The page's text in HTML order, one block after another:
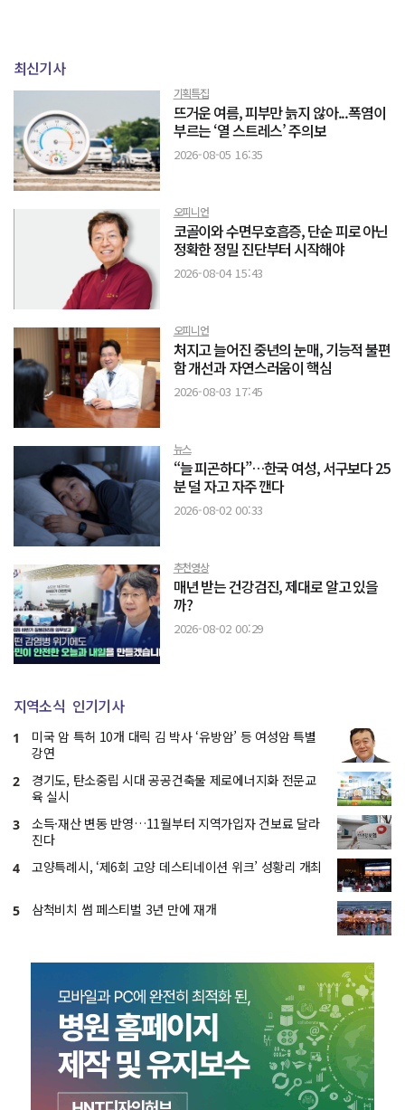
최신기사
기획특집
뜨거운 여름, 피부만 늙지 않아...폭염이
부르는 ‘열 스트레스’ 주의보
2026-08-05 16:35
오피니언
코골이와 수면무호흡증, 단순 피로 아닌
정확한 정밀 진단부터 시작해야
2026-08-04 15:43
오피니언
처지고 늘어진 중년의 눈매, 기능적 불편
함 개선과 자연스러움이 핵심
2026-08-03 17:45
뉴스
“늘 피곤하다”…한국 여성, 서구보다 25
분 덜 자고 자주 깬다
2026-08-02 00:33
추천영상
매년 받는 건강검진, 제대로 알고 있을
까?
2026-08-02 00:29
지역소식 인기기사
1
미국 암 특허 10개 대릭 김 박사 ‘유방암’ 등 여성암 특별
강연
2
경기도, 탄소중립 시대 공공건축물 제로에너지화 전문교
육 실시
3
소득·재산 변동 반영…11월부터 지역가입자 건보료 달라
진다
4 고양특례시, ‘제6회 고양 데스티네이션 위크’ 성황리 개최
5 삼척비치 썸 페스티벌 3년 만에 재개